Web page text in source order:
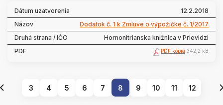
12.2.2018
Dodatok č. 1 k Zmluve o výpožičke č. 1/2017
Hornonitrianska knižnica v Prievidzi
PDF kópia 342,2 kB
3 4 5 6 7 8 9 10 11 12